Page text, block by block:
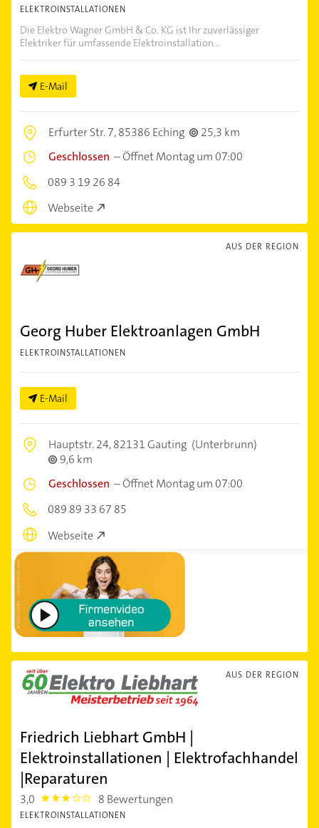
ELEKTROINSTALLATIONEN
Die Elektro Wagner GmbH & Co. KG ist Ihr zuverlässiger
Elektriker für umfassende Elektroinstallation...
E-Mail
Erfurter Str. 7,85386 Eching
25,3 km
Geschlossen –Öffnet Montag um 07:00
089 3 19 26 84
Webseite
AUS DER REGION
Georg Huber Elektroanlagen GmbH
ELEKTROINSTALLATIONEN
E-Mail
Hauptstr. 24,82131 Gauting (Unterbrunn)
9,6 km
Geschlossen –Öffnet Montag um 07:00
089 89 33 67 85
Webseite
AUS DER REGION
Friedrich Liebhart GmbH |
Elektroinstallationen | Elektrofachhandel
|Reparaturen
3,0 3.0 8 Bewertungen
ELEKTROINSTALLATIONEN